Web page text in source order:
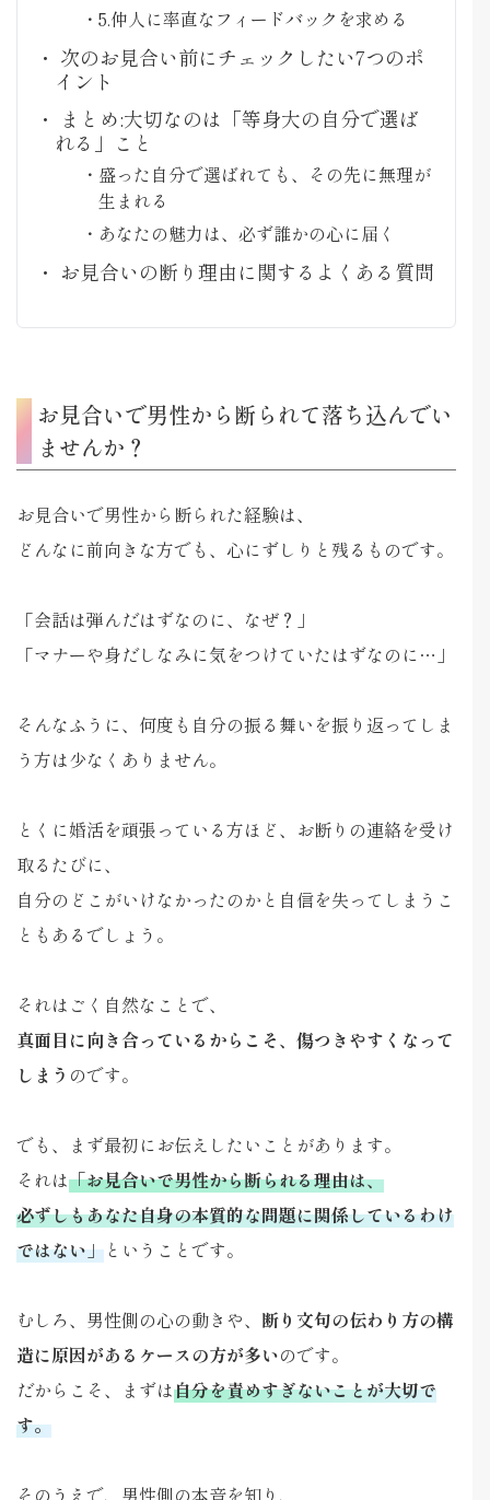
5.仲人に率直なフィードバックを求める
次のお見合い前にチェックしたい7つのポ
イント
まとめ:大切なのは「等身大の自分で選ば
れる」こと
盛った自分で選ばれても、その先に無理が
生まれる
あなたの魅力は、必ず誰かの心に届く
お見合いの断り理由に関するよくある質問
お見合いで男性から断られて落ち込んでい
ませんか？
お見合いで男性から断られた経験は、
どんなに前向きな方でも、心にずしりと残るものです。
「会話は弾んだはずなのに、なぜ？」
「マナーや身だしなみに気をつけていたはずなのに…」
そんなふうに、何度も自分の振る舞いを振り返ってしま
う方は少なくありません。
とくに婚活を頑張っている方ほど、お断りの連絡を受け
取るたびに、
自分のどこがいけなかったのかと自信を失ってしまうこ
ともあるでしょう。
それはごく自然なことで、
真面目に向き合っているからこそ、傷つきやすくなって
しまう のです。
でも、まず最初にお伝えしたいことがあります。
それは「お見合いで男性から断られる理由は、
必ずしもあなた自身の本質的な問題に関係しているわけ
ではない」 ということです。
むしろ、男性側の心の動きや、 断り文句の伝わり方の構
造に原因があるケースの方が多いのです。
だからこそ、まずは自分を責めすぎないことが大切で
す。
そのうえで、男性側の本音を知り、